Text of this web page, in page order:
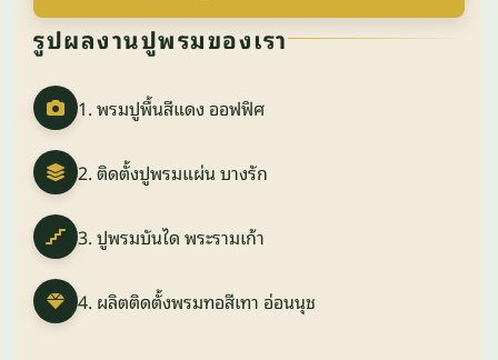
รูปผลงานปูพรมของเรา
1. พรมปูพื้นสีแดง ออฟฟิศ
2. ติดตั้งปูพรมแผ่น บางรัก
3. ปูพรมบันได พระรามเก้า
4. ผลิตติดตั้งพรมทอสีเทา อ่อนนุช